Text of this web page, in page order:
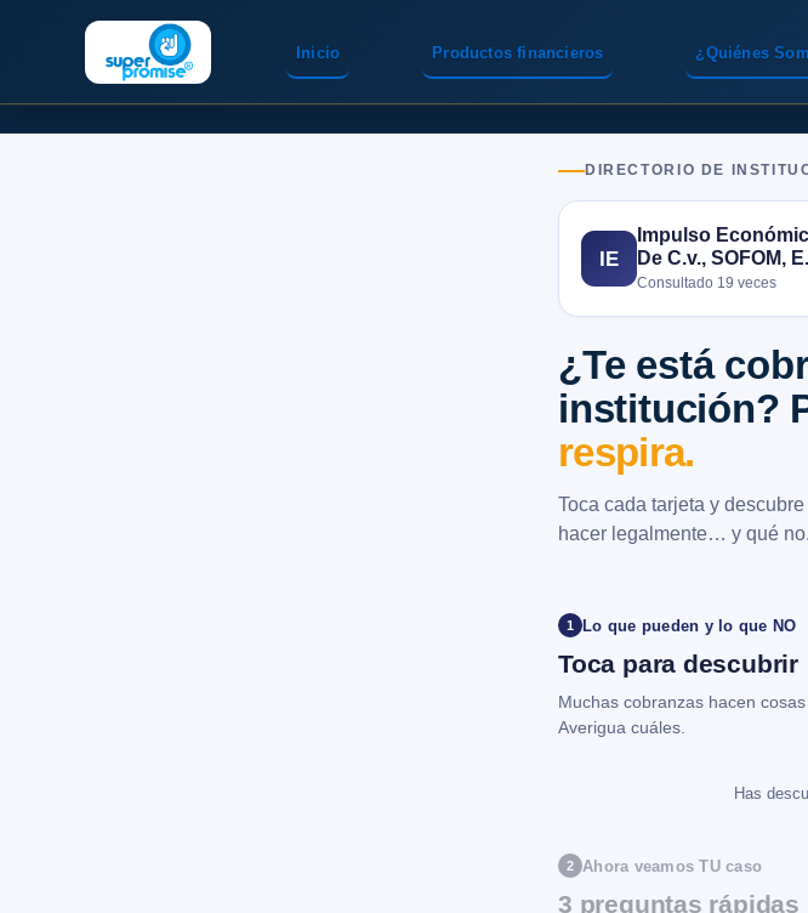
Inicio Productos financieros ¿Quiénes
DIRECTORIO DE
IE
Impulso
De C.v., SOFOM,
Consultado 19 veces
¿Te está
institución?
respira.
Toca cada tarjeta y
hacer legalmente… y qué
1 Lo que pueden y lo que NO
Toca para descubrir
Muchas cobranzas hacen
Averigua cuáles.
Has
2 Ahora veamos TU caso
3 preguntas rápidas